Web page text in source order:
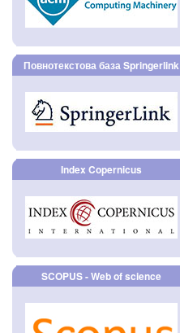
Повнотекстова база Springerlink
Index Copernicus
SCOPUS - Web of science